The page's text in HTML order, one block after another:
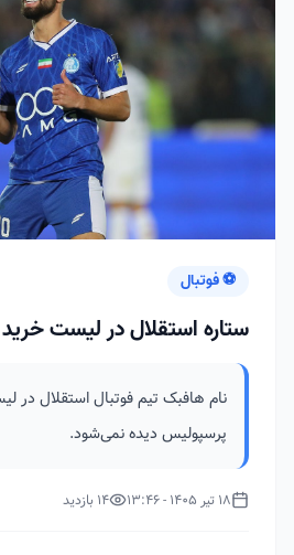
⚽ فوتبال
ستاره استقلال در لیست
نام هافبک تیم فوتبال استقلال در
پرسپولیس دیده نمی‌شود.
18 تیر 1405 - 13:46 14 بازدید